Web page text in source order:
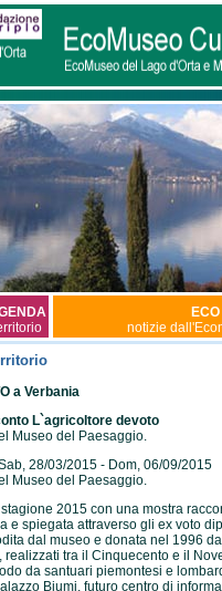
notizie
a Verbania
L`agricoltore devoto
Museo del Paesaggio.
28/03/2015 - Dom, 06/09/2015
Museo del Paesaggio.
2015 con una mostra
e spiegata attraverso gli ex voto
dal museo e donata nel 1996 da
realizzati tra il Cinquecento e il
da santuari piemontesi e
Biumi, futuro centro di